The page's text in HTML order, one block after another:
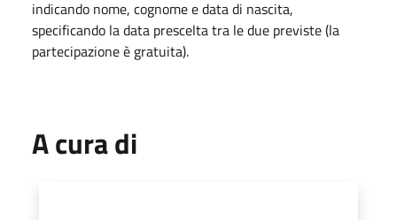
indicando nome, cognome e data di nascita,
specificando la data prescelta tra le due previste (la
partecipazione è gratuita).
A cura di